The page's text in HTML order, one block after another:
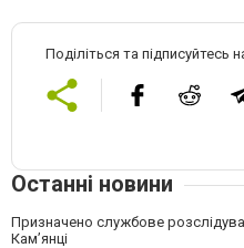
Поділіться та підписуйтесь
Останні новини
Призначено службове
Кам’янці